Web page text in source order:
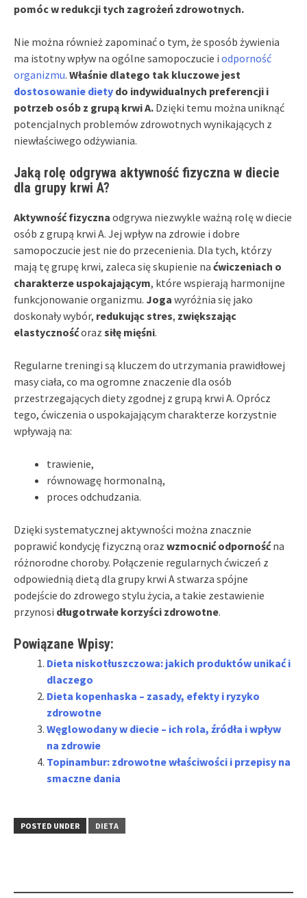
pomóc w redukcji tych zagrożeń zdrowotnych.
Nie można również zapominać o tym, że sposób żywienia
ma istotny wpływ na ogólne samopoczucie i odporność
organizmu. Właśnie dlatego tak kluczowe jest
dostosowanie diety do indywidualnych preferencji i
potrzeb osób z grupą krwi A. Dzięki temu można uniknąć
potencjalnych problemów zdrowotnych wynikających z
niewłaściwego odżywiania.
Jaką rolę odgrywa aktywność fizyczna w diecie
dla grupy krwi A?
Aktywność fizyczna odgrywa niezwykle ważną rolę w diecie
osób z grupą krwi A. Jej wpływ na zdrowie i dobre
samopoczucie jest nie do przecenienia. Dla tych, którzy
mają tę grupę krwi, zaleca się skupienie na ćwiczeniach o
charakterze uspokajającym, które wspierają harmonijne
funkcjonowanie organizmu. Joga wyróżnia się jako
doskonały wybór, redukując stres, zwiększając
elastycznośćoraz siłę mięśni.
Regularne treningi są kluczem do utrzymania prawidłowej
masy ciała, co ma ogromne znaczenie dla osób
przestrzegających diety zgodnej z grupą krwi A. Oprócz
tego, ćwiczenia o uspokajającym charakterze korzystnie
wpływają na:
trawienie,
równowagę hormonalną,
proces odchudzania.
Dzięki systematycznej aktywności można znacznie
poprawić kondycję fizyczną oraz wzmocnić odpornośćna
różnorodne choroby. Połączenie regularnych ćwiczeń z
odpowiednią dietą dla grupy krwi A stwarza spójne
podejście do zdrowego stylu życia, a takie zestawienie
przynosi długotrwałe korzyści zdrowotne.
Powiązane Wpisy:
Dieta niskotłuszczowa: jakich produktów unikać i
dlaczego
Dieta kopenhaska – zasady, efekty i ryzyko
zdrowotne
Węglowodany w diecie – ich rola, źródła i wpływ
na zdrowie
Topinambur: zdrowotne właściwości i przepisy na
smaczne dania
POSTED UNDER DIETA